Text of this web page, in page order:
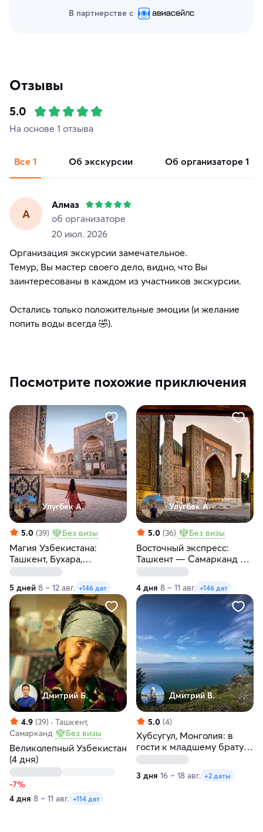
В партнерстве с
Отзывы
5.0
На основе 1 отзыва
Все 1 об экскурсии об организаторе 1
А
Алмаз
об организаторе
20 июл. 2026
Организация экскурсии замечательное.
Темур, Вы мастер своего дело, видно, что Вы
заинтересованы в каждом из участников экскурсии.
Остались только положительные эмоции (и желание
попить воды всегда 🤣).
Посмотрите похожие приключения
Улугбек А.
5.0 (39) Без визы
Магия Узбекистана:
Ташкент, Бухара,
Самарканд за 5 дней
5 дней 8 – 12 авг. +146 дат
Улугбек А.
5.0 (36) Без визы
Восточный экспресс:
Ташкент — Самарканд за
4 дня
4 дня 8 – 11 авг. +146 дат
Дмитрий Б.
4.9 (39)
Ташкент,
Самарканд
Без визы
Великолепный Узбекистан
(4 дня)
-7%
4 дня 8 – 11 авг. +114 дат
Дмитрий В.
5.0 (4)
Хубсугул, Монголия: в
гости к младшему брату
Байкала
3 дня 16 – 18 авг. +2 даты